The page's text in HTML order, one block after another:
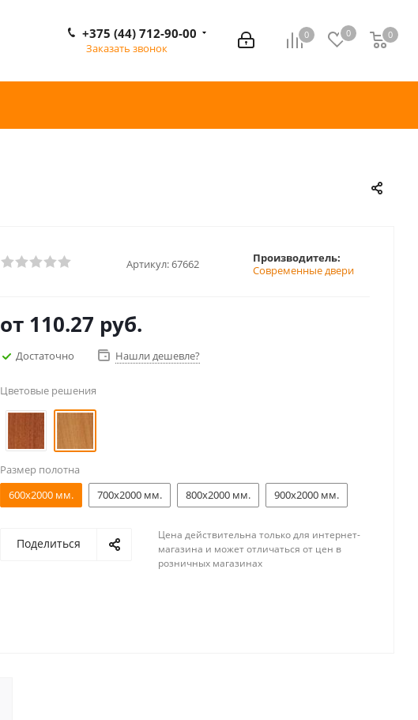
0 0 0
0
+375 (44) 712-90-00
Заказать звонок
Артикул:67662
Производитель:
Современные двери
от 110.27 руб.
Достаточно Нашли дешевле?
Цветовые решения
Размер полотна
600x2000 мм.
700x2000 мм. 800x2000 мм. 900x2000 мм.
Поделиться
Цена действительна только для интернет-
магазина и может отличаться от цен в
розничных магазинах